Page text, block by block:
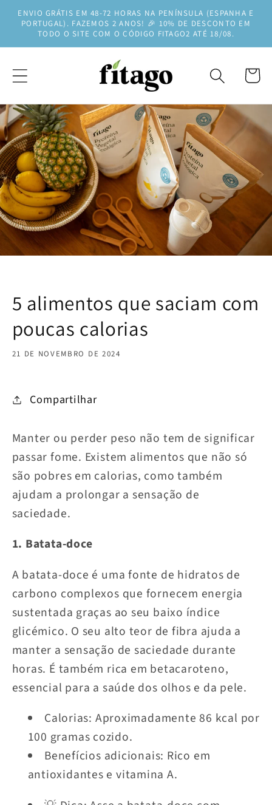
para o
conteúdo
ENVIO GRÁTIS EM 48-72 HORAS NA PENÍNSULA (ESPANHA E
PORTUGAL). FAZEMOS 2 ANOS! 🎉 10% DE DESCONTO EM
TODO O SITE COM O CÓDIGO FITAGO2 ATÉ 18/08.
5 alimentos que saciam com
poucas calorias
21 DE NOVEMBRO DE 2024
Compartilhar
Manter ou perder peso não tem de significar
passar fome. Existem alimentos que não só
são pobres em calorias, como também
ajudam a prolongar a sensação de
saciedade.
1. Batata-doce
A batata-doce é uma fonte de hidratos de
carbono complexos que fornecem energia
sustentada graças ao seu baixo índice
glicémico. O seu alto teor de fibra ajuda a
manter a sensação de saciedade durante
horas. É também rica em betacaroteno,
essencial para a saúde dos olhos e da pele.
Calorias: Aproximadamente 86 kcal por
100 gramas cozido.
Benefícios adicionais: Rico em
antioxidantes e vitamina A.